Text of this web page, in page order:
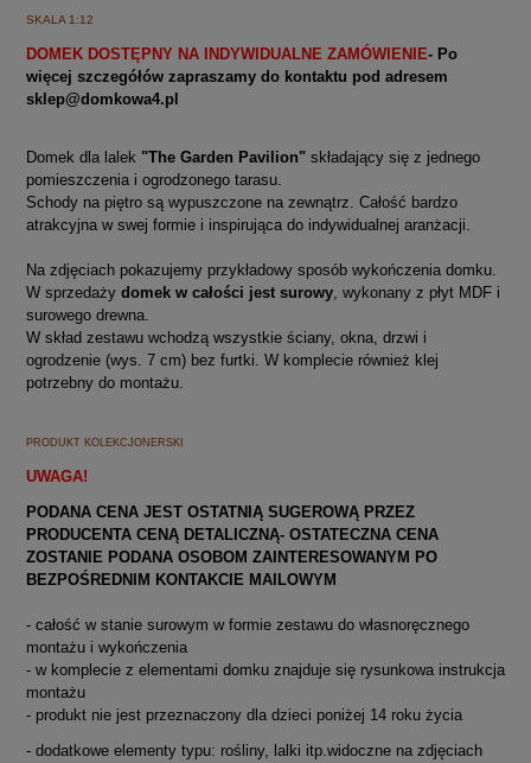
SKALA 1:12
DOMEK DOSTĘPNY NA INDYWIDUALNE ZAMÓWIENIE- Po
więcej szczegółów zapraszamy do kontaktu pod adresem
sklep@domkowa4.pl
Domek dla lalek "The Garden Pavilion" składający się z jednego
pomieszczenia i ogrodzonego tarasu.
Schody na piętro są wypuszczone na zewnątrz. Całość bardzo
atrakcyjna w swej formie i inspirująca do indywidualnej aranżacji.
Na zdjęciach pokazujemy przykładowy sposób wykończenia domku.
W sprzedaży domek w całości jest surowy, wykonany z płyt MDF i
surowego drewna.
W skład zestawu wchodzą wszystkie ściany, okna, drzwi i
ogrodzenie (wys. 7 cm) bez furtki. W komplecie również klej
potrzebny do montażu.
PRODUKT KOLEKCJONERSKI
UWAGA!
PODANA CENA JEST OSTATNIĄ SUGEROWĄ PRZEZ
PRODUCENTA CENĄ DETALICZNĄ- OSTATECZNA CENA
ZOSTANIE PODANA OSOBOM ZAINTERESOWANYM PO
BEZPOŚREDNIM KONTAKCIE MAILOWYM
- całość w stanie surowym w formie zestawu do własnoręcznego
montażu i wykończenia
- w komplecie z elementami domku znajduje się rysunkowa instrukcja
montażu
- produkt nie jest przeznaczony dla dzieci poniżej 14 roku życia
- dodatkowe elementy typu: rośliny, lalki itp.widoczne na zdjęciach